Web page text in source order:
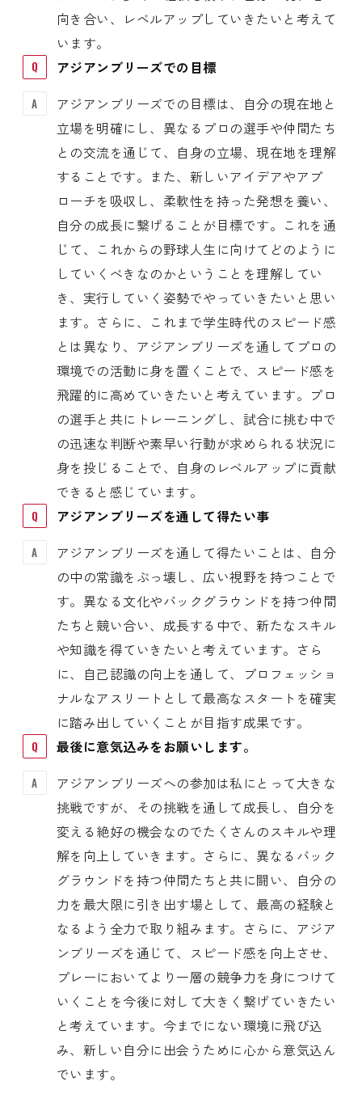
向き合い、レベルアップしていきたいと考えて
います。
アジアンブリーズでの目標
アジアンブリーズでの目標は、自分の現在地と
立場を明確にし、異なるプロの選手や仲間たち
との交流を通じて、自身の立場、現在地を理解
することです。また、新しいアイデアやアプ
ローチを吸収し、柔軟性を持った発想を養い、
自分の成長に繋げることが目標です。これを通
じて、これからの野球人生に向けてどのように
していくべきなのかということを理解してい
き、実行していく姿勢でやっていきたいと思い
ます。さらに、これまで学生時代のスピード感
とは異なり、アジアンブリーズを通してプロの
環境での活動に身を置くことで、スピード感を
飛躍的に高めていきたいと考えています。プロ
の選手と共にトレーニングし、試合に挑む中で
の迅速な判断や素早い行動が求められる状況に
身を投じることで、自身のレベルアップに貢献
できると感じています。
アジアンブリーズを通して得たい事
アジアンブリーズを通して得たいことは、自分
の中の常識をぶっ壊し、広い視野を持つことで
す。異なる文化やバックグラウンドを持つ仲間
たちと競い合い、成長する中で、新たなスキル
や知識を得ていきたいと考えています。さら
に、自己認識の向上を通して、プロフェッショ
ナルなアスリートとして最高なスタートを確実
に踏み出していくことが目指す成果です。
最後に意気込みをお願いします。
アジアンブリーズへの参加は私にとって大きな
挑戦ですが、その挑戦を通して成長し、自分を
変える絶好の機会なのでたくさんのスキルや理
解を向上していきます。さらに、異なるバック
グラウンドを持つ仲間たちと共に闘い、自分の
力を最大限に引き出す場として、最高の経験と
なるよう全力で取り組みます。さらに、アジア
ンブリーズを通じて、スピード感を向上させ、
プレーにおいてより一層の競争力を身につけて
いくことを今後に対して大きく繋げていきたい
と考えています。今までにない環境に飛び込
み、新しい自分に出会うために心から意気込ん
でいます。